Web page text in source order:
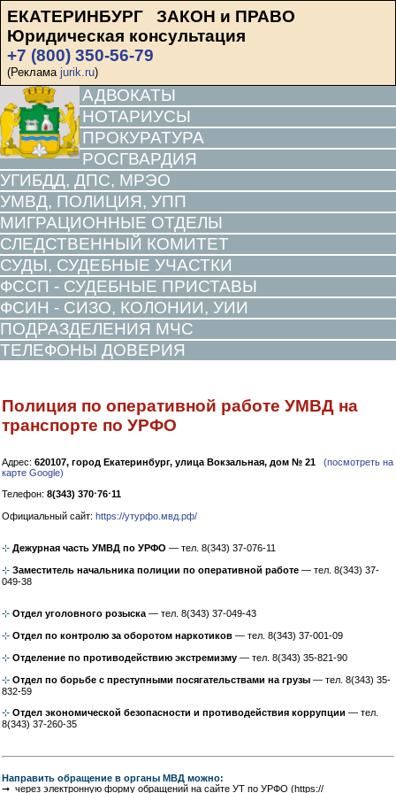
ЕКАТЕРИНБУРГ ЗАКОН и ПРАВО
Юридическая консультация
+7 (800) 350-56-79
(Реклама jurik.ru)
АДВОКАТЫ
НОТАРИУСЫ
ПРОКУРАТУРА
РОСГВАРДИЯ
УГИБДД, ДПС, МРЭО
УМВД, ПОЛИЦИЯ, УПП
МИГРАЦИОННЫЕ ОТДЕЛЫ
СЛЕДСТВЕННЫЙ КОМИТЕТ
СУДЫ, СУДЕБНЫЕ УЧАСТКИ
ФССП - СУДЕБНЫЕ ПРИСТАВЫ
ФСИН - СИЗО, КОЛОНИИ, УИИ
ПОДРАЗДЕЛЕНИЯ МЧС
ТЕЛЕФОНЫ ДОВЕРИЯ
Полиция по оперативной работе УМВД на
транспорте по УРФО
Адрес: 620107, город Екатеринбург, улица Вокзальная, дом № 21
(посмотреть на
карте Google)
Телефон: 8(343) 370⋅76⋅11
Официальный сайт: https://утурфо.мвд.рф/
⊹ Дежурная часть УМВД по УРФО — тел. 8(343) 37-076-11
⊹ Заместитель начальника полиции по оперативной работе — тел. 8(343) 37-
049-38
⊹ Отдел уголовного розыска— тел. 8(343) 37-049-43
⊹ Отдел по контролю за оборотом наркотиков — тел. 8(343) 37-001-09
⊹ Отделение по противодействию экстремизму — тел. 8(343) 35-821-90
⊹ Отдел по борьбе с преступными посягательствами на грузы — тел. 8(343) 35-
832-59
⊹ Отдел экономической безопасности и противодействия коррупции — тел.
8(343) 37-260-35
Направить обращение в органы МВД можно:
➞ через электронную форму обращений на сайте УТ по УРФО (https://